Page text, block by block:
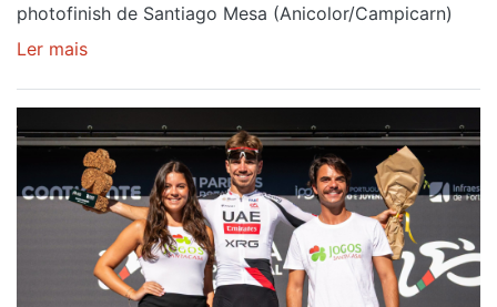
photofinish de Santiago Mesa (Anicolor/Campicarn)
Ler mais
Oliveira
é
sexto
e
continua
Camisola
Amarela